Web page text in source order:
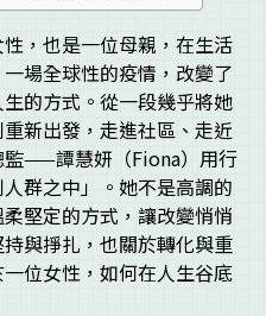
，也是一位母親，在生活
場全球性的疫情，改變了
的方式。從一段幾乎將她
新出發，走進社區、走近
監——譚慧妍（Fiona）用行
群之中」。她不是高調的
堅定的方式，讓改變悄悄
與掙扎，也關於轉化與重
位女性，如何在人生谷底